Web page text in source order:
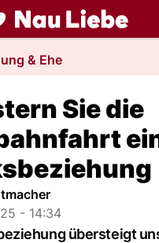
& Ehe
Sie die
- 14:34
übersteigt